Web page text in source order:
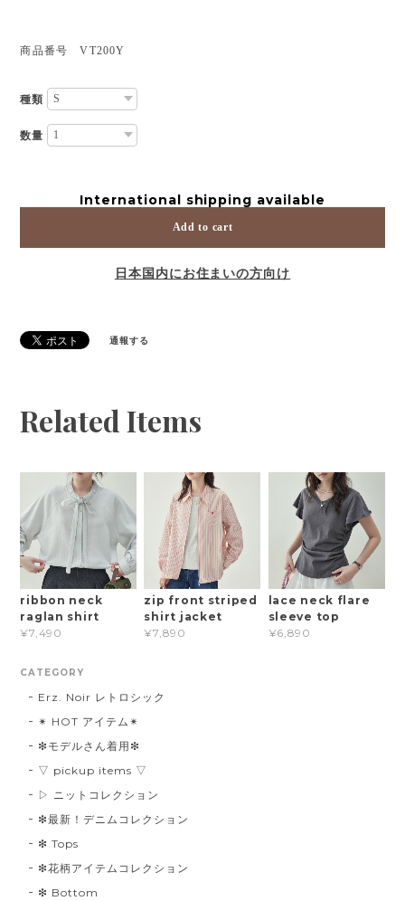
商品番号 VT200Y
種類
数量
International shipping available
Add to cart
日本国内にお住まいの方向け
通報する
Related Items
ribbon neck
raglan shirt
¥7,490
zip front striped
shirt jacket
¥7,890
lace neck flare
sleeve top
¥6,890
CATEGORY
Erz. Noir レトロシック
✴︎ HOT アイテム✴︎
❇︎モデルさん着用❇︎
▽ pickup items ▽
▷ ニットコレクション
❇︎最新！デニムコレクション
❇︎ Tops
❇︎花柄アイテムコレクション
❇︎ Bottom